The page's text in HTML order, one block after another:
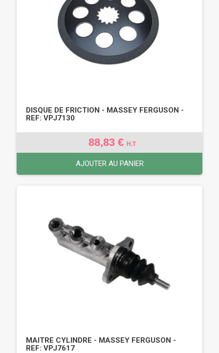
DISQUE DE FRICTION - MASSEY FERGUSON -
REF: VPJ7130
88,83 € H.T
AJOUTER AU PANIER
MAITRE CYLINDRE - MASSEY FERGUSON -
REF: VPJ7617